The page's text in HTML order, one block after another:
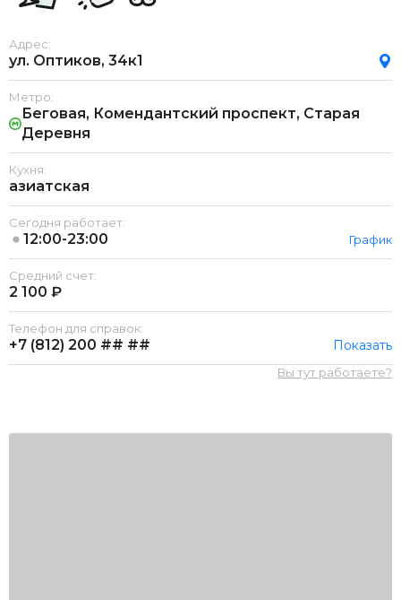
Адрес:
ул. Оптиков, 34к1
Метро:
Беговая, Комендантский проспект, Старая
Деревня
Кухня:
азиатская
Сегодня работает:
12:00-23:00 График
Средний счет:
2 100 ₽
Телефон для справок:
+7 (812) 200 ## ## Показать
Вы тут работаете?